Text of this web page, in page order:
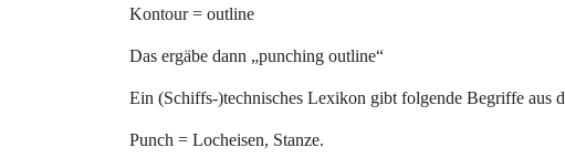
Kontour = outline
Das ergäbe dann „punching outline“
Ein (Schiffs-)technisches Lexikon gibt folgende Begriffe aus
Punch = Locheisen, Stanze.